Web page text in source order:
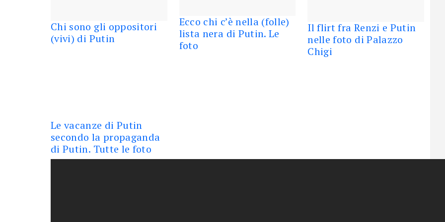
Chi sono gli oppositori
(vivi) di Putin
Ecco chi c’è nella (folle)
lista nera di Putin. Le
foto
Il flirt fra Renzi e Putin
nelle foto di Palazzo
Chigi
Le vacanze di Putin
secondo la propaganda
di Putin. Tutte le foto